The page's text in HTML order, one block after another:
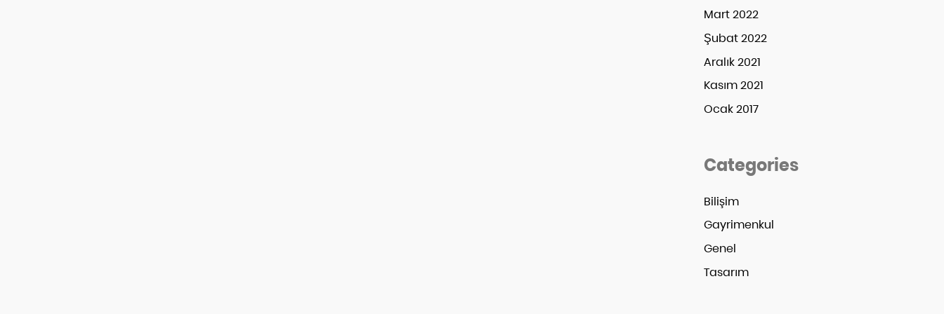
Mart 2022
Şubat 2022
Aralık 2021
Kasım 2021
Ocak 2017
Categories
Bilişim
Gayrimenkul
Genel
Tasarım